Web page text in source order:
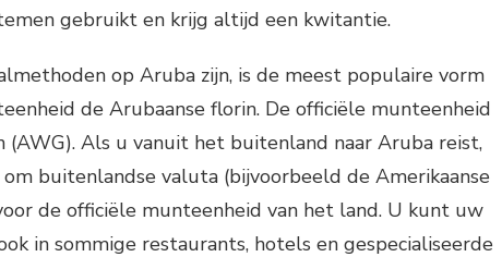
gebruikt en krijg altijd een kwitantie.
op Aruba zijn, is de meest populaire vorm
de Arubaanse florin. De officiële munteenheid
(AWG). Als u vanuit het buitenland naar Aruba reist,
buitenlandse valuta (bijvoorbeeld de Amerikaanse
de officiële munteenheid van het land. U kunt uw
in sommige restaurants, hotels en gespecialiseerde